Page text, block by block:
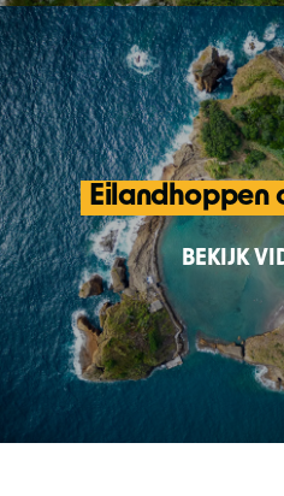
Eilandhoppen
De Azoren zijn het
Europa! WeBEKIJK